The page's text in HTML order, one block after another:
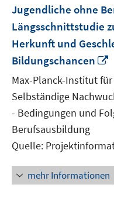
Jugendliche ohne
Längsschnittstudie
Herkunft und
Bildungschancen
Max-Planck-Institut
Selbständige
- Bedingungen und
Berufsausbildung
Quelle:
mehr Informationen